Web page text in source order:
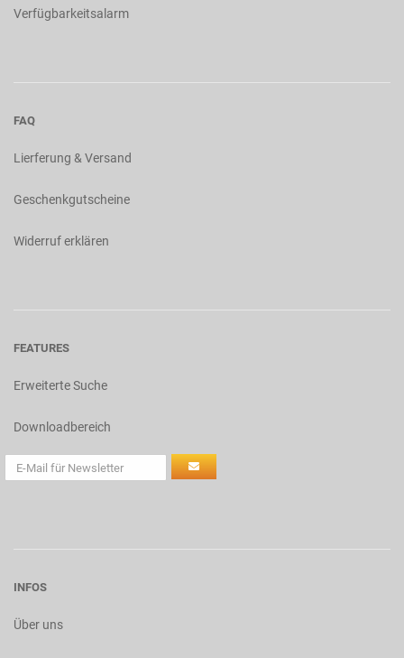
Verfügbarkeitsalarm
FAQ
Lierferung & Versand
Geschenkgutscheine
Widerruf erklären
FEATURES
Erweiterte Suche
Downloadbereich
INFOS
Über uns